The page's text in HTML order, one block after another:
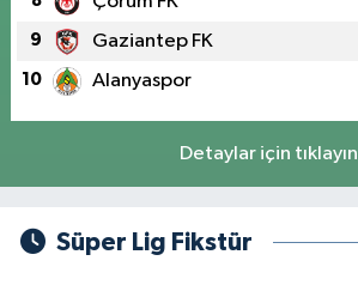
9 Gaziantep FK
10 Alanyaspor
Detaylar için tıklayın
Süper Lig Fikstür